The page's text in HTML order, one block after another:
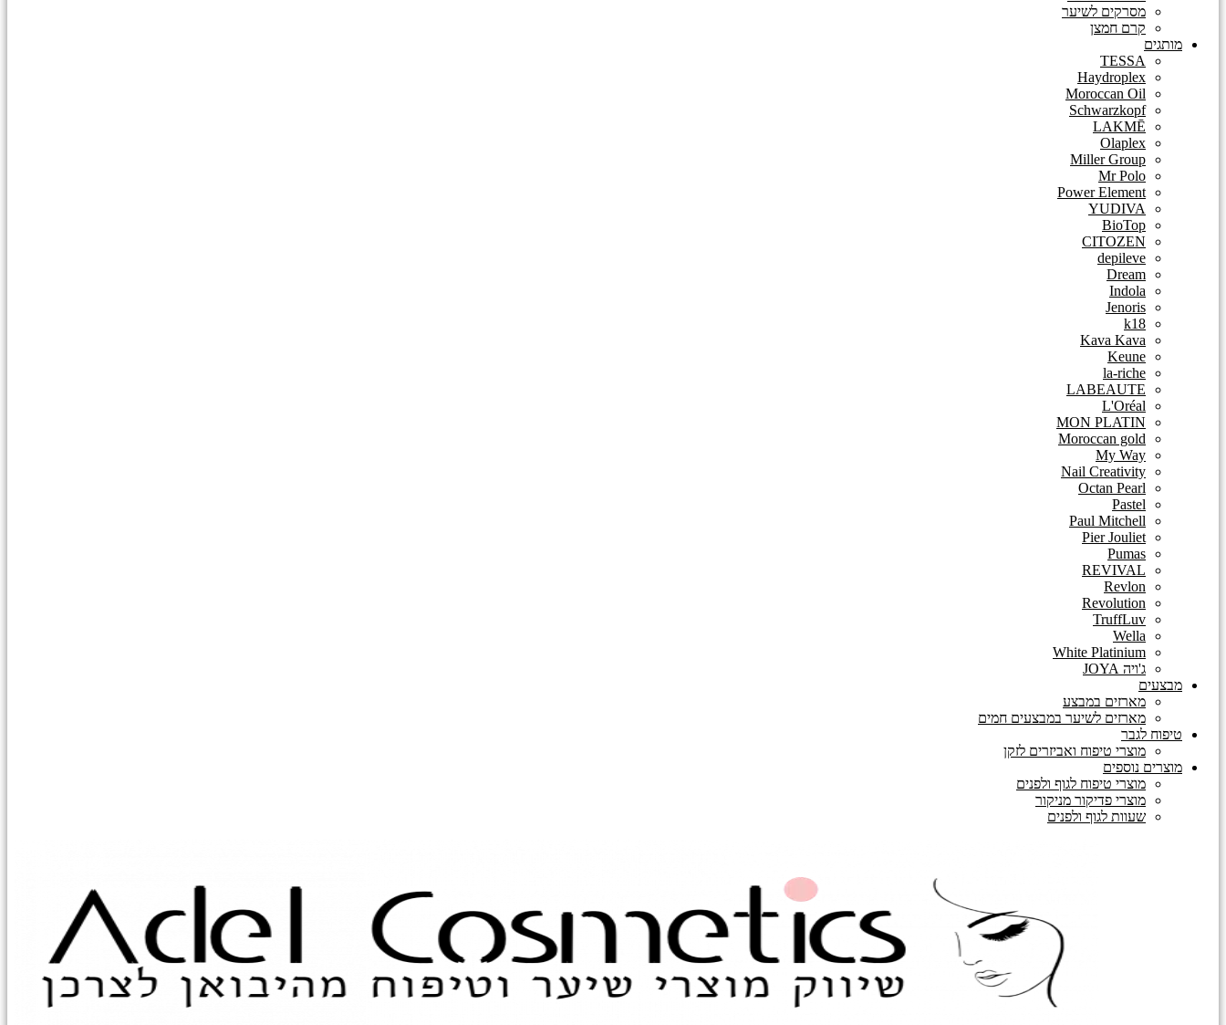
מסרקים לשיער
קרם חמצן
מותגים
TESSA
Haydroplex
Moroccan Oil
Schwarzkopf
LAKMĒ
Olaplex
Miller Group
Mr Polo
Power Element
YUDIVA
BioTop
CITOZEN
depileve
Dream
Indola
Jenoris
k18
Kava Kava
Keune
la-riche
LABEAUTE
L'Oréal
MON PLATIN
Moroccan gold
My Way
Nail Creativity
Octan Pearl
Pastel
Paul Mitchell
Pier Jouliet
Pumas
REVIVAL
Revlon
Revolution
TruffLuv
Wella
White Platinium
ג'ויה JOYA
מבצעים
מארזים במבצע
מארזים לשיער במבצעים חמים
טיפוח לגבר
מוצרי טיפוח ואביזרים לזקן
מוצרים נוספים
מוצרי טיפוח לגוף ולפנים
מוצרי פדיקור מניקור
שעוות לגוף ולפנים